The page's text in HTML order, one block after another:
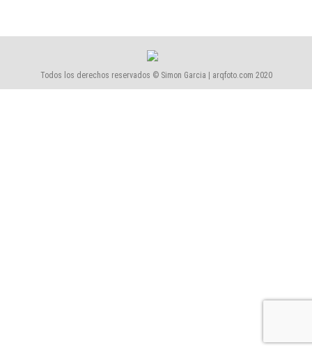
Todos los derechos reservados © Simon Garcia | arqfoto.com 2020